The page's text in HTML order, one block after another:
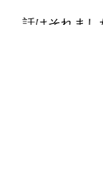
話はそれまし